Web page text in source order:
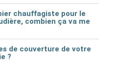
chauffagiste pour le
combien ça va me
de couverture de votre
?